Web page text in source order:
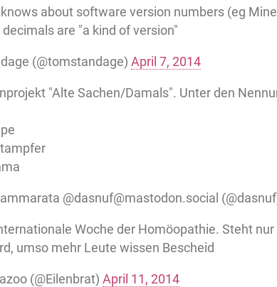
about software version numbers (eg
decimals are "a kind of version"
(@tomstandage) April 7, 2014
"Alte Sachen/Damals". Unter den
@dasnuf@mastodon.social
Woche der Homöopathie. Steht
umso mehr Leute wissen Bescheid
(@Eilenbrat) April 11, 2014